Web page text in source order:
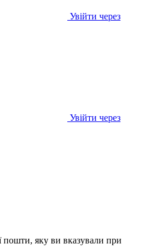
Увійти через
Увійти через
пошти, яку ви вказували при